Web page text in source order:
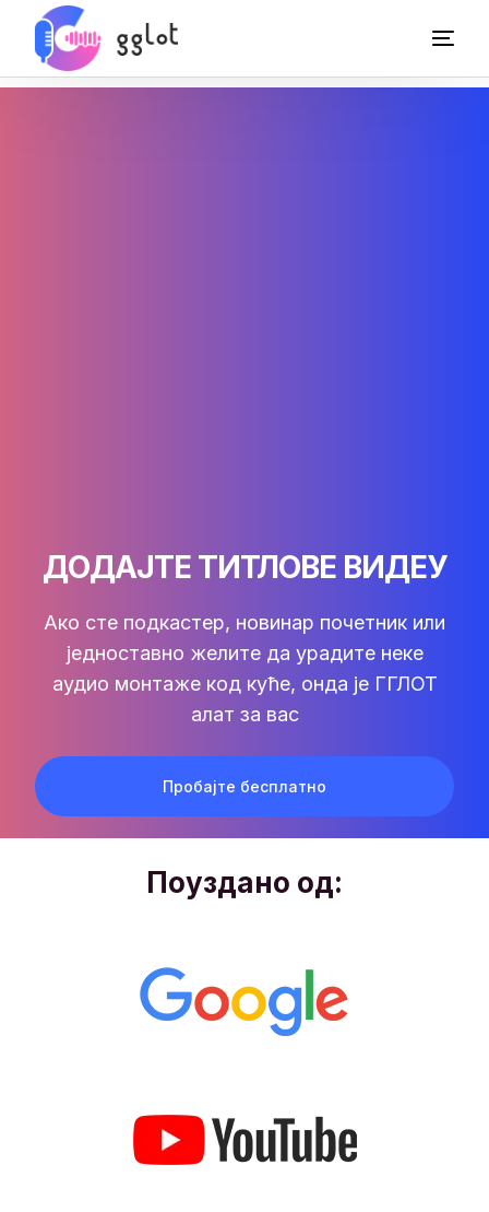
ДОДАЈТЕ ТИТЛОВЕ ВИДЕУ
Ако сте подкастер, новинар почетник или
једноставно желите да урадите неке
аудио монтаже код куће, онда је ГГЛОТ
алат за вас
Пробајте бесплатно
Поуздано од: